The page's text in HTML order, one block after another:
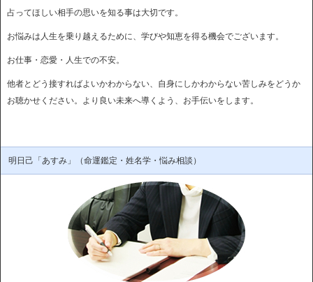
占ってほしい相手の思いを知る事は大切です。
お悩みは人生を乗り越えるために、学びや知恵を得る機会でございます。
お仕事・恋愛・人生での不安。
他者とどう接すればよいかわからない、自身にしかわからない苦しみをどうか
お聴かせください。より良い未来へ導くよう、お手伝いをします。
明日己「あすみ」（命運鑑定・姓名学・悩み相談）